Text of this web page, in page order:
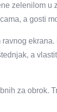
zelenilom u
a gosti
a
za obrok.